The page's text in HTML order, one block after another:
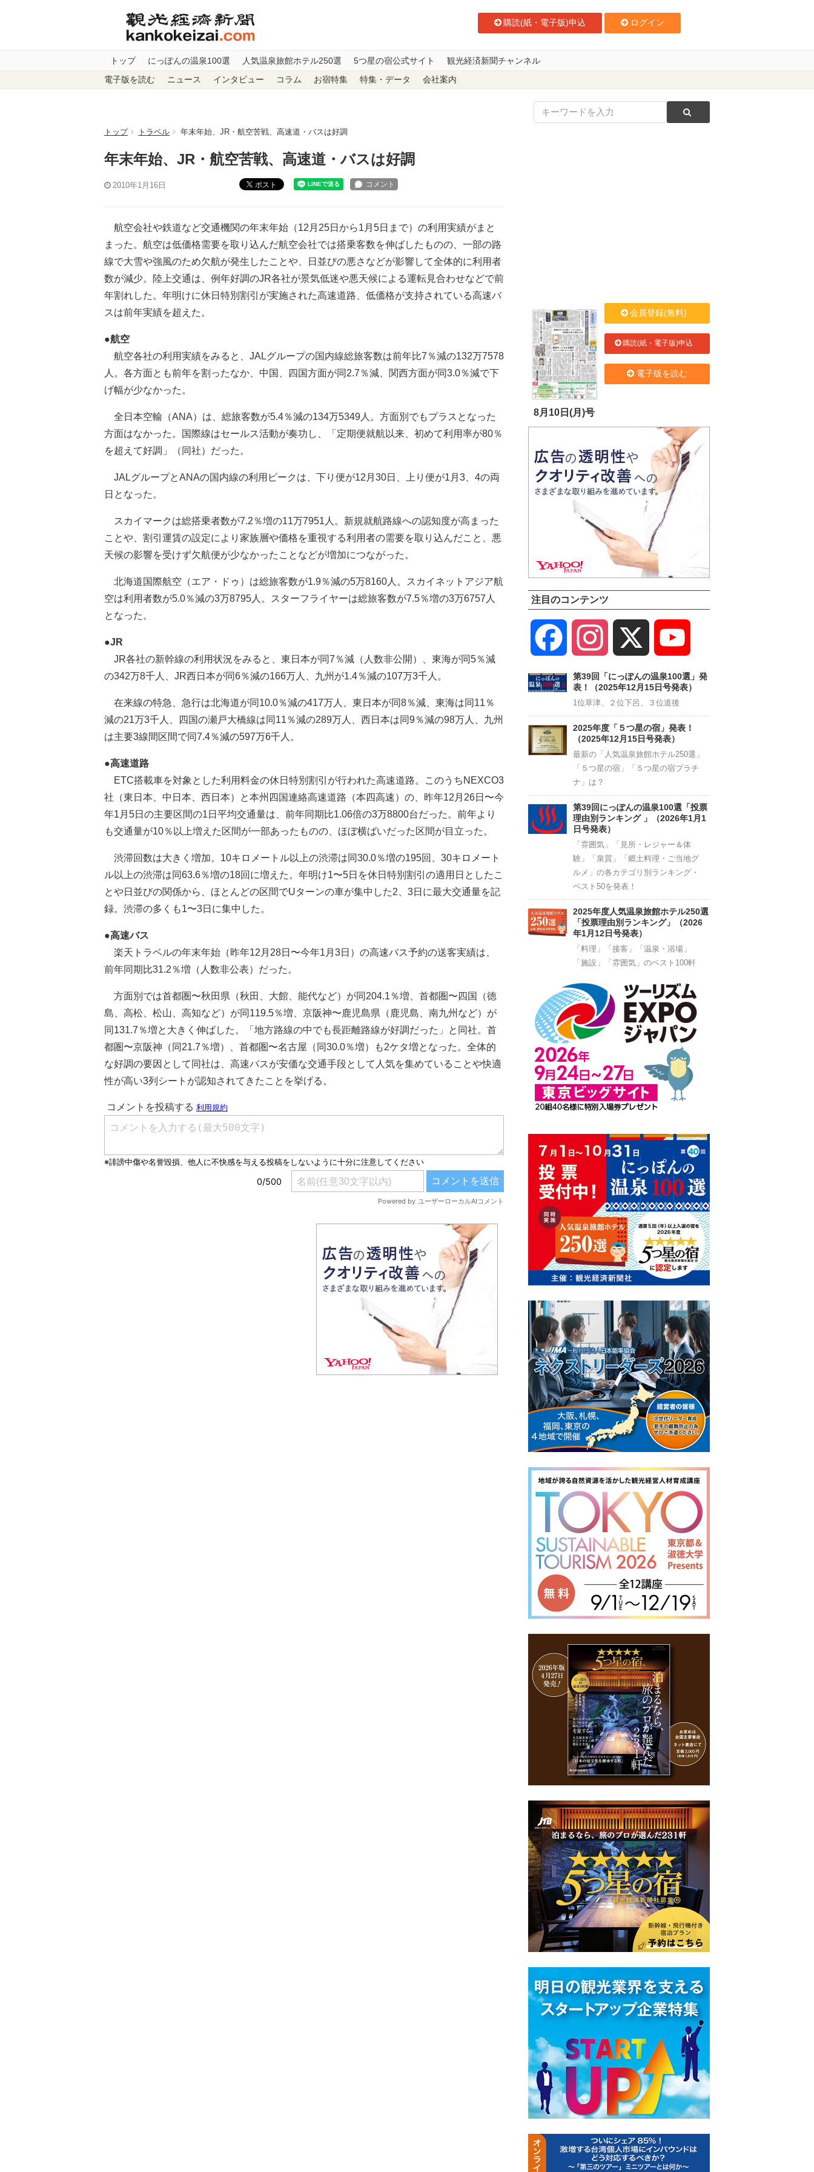
購読(紙・電子版)申込 ログイン
トップ にっぽんの温泉100選 人気温泉旅館ホテル250選 5つ星の宿公式サイト 観光経済新聞チャンネル
電子版を読む ニュース インタビュー コラム お宿特集 特集・データ 会社案内
トップ トラベル 年末年始、JR・航空苦戦、高速道・バスは好調
年末年始、JR・航空苦戦、高速道・バスは好調
2010年1月16日 ポスト
航空会社や鉄道など交通機関の年末年始（12月25日から1月5日まで）の利用実績がまと
まった。航空は低価格需要を取り込んだ航空会社では搭乗客数を伸ばしたものの、一部の路
線で大雪や強風のため欠航が発生したことや、日並びの悪さなどが影響して全体的に利用者
数が減少。陸上交通は、例年好調のJR各社が景気低迷や悪天候による運転見合わせなどで前
年割れした。年明けに休日特別割引が実施された高速道路、低価格が支持されている高速バ
スは前年実績を超えた。
●航空
航空各社の利用実績をみると、JALグループの国内線総旅客数は前年比7％減の132万7578
人。各方面とも前年を割ったなか、中国、四国方面が同2.7％減、関西方面が同3.0％減で下
げ幅が少なかった。
全日本空輸（ANA）は、総旅客数が5.4％減の134万5349人。方面別でもプラスとなった
方面はなかった。国際線はセールス活動が奏功し、「定期便就航以来、初めて利用率が80％
を超えて好調」（同社）だった。
JALグループとANAの国内線の利用ピークは、下り便が12月30日、上り便が1月3、4の両
日となった。
スカイマークは総搭乗者数が7.2％増の11万7951人。新規就航路線への認知度が高まった
ことや、割引運賃の設定により家族層や価格を重視する利用者の需要を取り込んだこと、悪
天候の影響を受けず欠航便が少なかったことなどが増加につながった。
北海道国際航空（エア・ドゥ）は総旅客数が1.9％減の5万8160人。スカイネットアジア航
空は利用者数が5.0％減の3万8795人。スターフライヤーは総旅客数が7.5％増の3万6757人
となった。
●JR
JR各社の新幹線の利用状況をみると、東日本が同7％減（人数非公開）、東海が同5％減
の342万8千人、JR西日本が同6％減の166万人、九州が1.4％減の107万3千人。
在来線の特急、急行は北海道が同10.0％減の417万人、東日本が同8％減、東海は同11％
減の21万3千人、四国の瀬戸大橋線は同11％減の289万人、西日本は同9％減の98万人、九州
は主要3線間区間で同7.4％減の597万6千人。
●高速道路
ETC搭載車を対象とした利用料金の休日特別割引が行われた高速道路。このうちNEXCO3
社（東日本、中日本、西日本）と本州四国連絡高速道路（本四高速）の、昨年12月26日〜今
年1月5日の主要区間の1日平均交通量は、前年同期比1.06倍の3万8800台だった。前年より
も交通量が10％以上増えた区間が一部あったものの、ほぼ横ばいだった区間が目立った。
渋滞回数は大きく増加。10キロメートル以上の渋滞は同30.0％増の195回、30キロメート
ル以上の渋滞は同63.6％増の18回に増えた。年明け1〜5日を休日特別割引の適用日としたこ
とや日並びの関係から、ほとんどの区間でUターンの車が集中した2、3日に最大交通量を記
録。渋滞の多くも1〜3日に集中した。
●高速バス
楽天トラベルの年末年始（昨年12月28日〜今年1月3日）の高速バス予約の送客実績は、
前年同期比31.2％増（人数非公表）だった。
方面別では首都圏〜秋田県（秋田、大館、能代など）が同204.1％増、首都圏〜四国（徳
島、高松、松山、高知など）が同119.5％増、京阪神〜鹿児島県（鹿児島、南九州など）が
同131.7％増と大きく伸ばした。「地方路線の中でも長距離路線が好調だった」と同社。首
都圏〜京阪神（同21.7％増）、首都圏〜名古屋（同30.0％増）も2ケタ増となった。全体的
な好調の要因として同社は、高速バスが安価な交通手段として人気を集めていることや快適
性が高い3列シートが認知されてきたことを挙げる。
8月10日(月)号
会員登録(無料)
購読(紙・電子版)申込
電子版を読む
注目のコンテンツ
Facebook Instagram
Channel
第39回「にっぽんの温泉100選」発
表！（2025年12月15日号発表）
1位草津、２位下呂、３位道後
2025年度「５つ星の宿」発表！
（2025年12月15日号発表）
最新の「人気温泉旅館ホテル250選」
「５つ星の宿」「５つ星の宿プラチ
ナ」は？
第39回にっぽんの温泉100選「投票
理由別ランキング 」（2026年1月1
日号発表）
「雰囲気」「見所・レジャー＆体
験」「泉質」「郷土料理・ご当地グ
ルメ」の各カテゴリ別ランキング・
ベスト50を発表！
2025年度人気温泉旅館ホテル250選
「投票理由別ランキング」（2026
年1月12日号発表）
「料理」「接客」「温泉・浴場」
「施設」「雰囲気」のベスト100軒